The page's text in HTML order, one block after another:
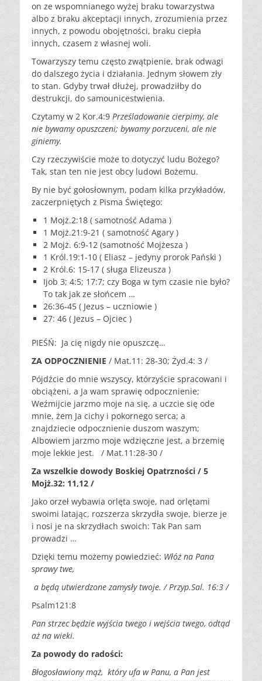
on ze wspomnianego wyżej braku towarzystwa
albo z braku akceptacji innych, zrozumienia przez
innych, z powodu obojętności, braku ciepła
innych, czasem z własnej woli.
Towarzyszy temu często zwątpienie, brak odwagi
do dalszego życia i działania. Jednym słowem zły
to stan. Gdyby trwał dłużej, prowadziłby do
destrukcji, do samounicestwienia.
Czytamy w 2 Kor.4:9 Prześladowanie cierpimy, ale
nie bywamy opuszczeni; bywamy porzuceni, ale nie
giniemy.
Czy rzeczywiście może to dotyczyć ludu Bożego?
Tak, stan ten nie jest obcy ludowi Bożemu.
By nie być gołosłownym, podam kilka przykładów,
zaczerpniętych z Pisma Świętego:
1 Mojż.2:18 ( samotność Adama )
1 Mojż.21:9-21 ( samotność Agary )
2 Mojż. 6:9-12 (samotność Mojżesza )
1 Król.19:1-10 ( Eliasz – jedyny prorok Pański )
2 Król.6: 15-17 ( sługa Elizeusza )
Ijob 3; 4:5; 17:7; czy Boga w tym czasie nie było?
To tak jak ze słońcem …
26:36-45 ( Jezus – uczniowie )
27: 46 ( Jezus – Ojciec )
PIEŚŃ: Ja cię nigdy nie opuszczę…
ZA ODPOCZNIENIE / Mat.11: 28-30; Żyd.4: 3 /
Pójdźcie do mnie wszyscy, którzyście spracowani i
obciążeni, a Ja wam sprawię odpocznienie;
Weźmijcie jarzmo moje na się, a uczcie się ode
mnie, żem Ja cichy i pokornego serca; a
znajdziecie odpocznienie duszom waszym;
Albowiem jarzmo moje wdzięczne jest, a brzemię
moje lekkie jest. / Mat.11:28-30 /
Za wszelkie dowody Boskiej Opatrzności / 5
Mojż.32: 11,12 /
Jako orzeł wybawia orlęta swoje, nad orlętami
swoimi latając, rozszerza skrzydła swoje, bierze je
i nosi je na skrzydłach swoich: Tak Pan sam
prowadzi …
Dzięki temu możemy powiedzieć: Włóż na Pana
sprawy twe,
a będą utwierdzone zamysły twoje. / Przyp.Sal. 16:3 /
Psalm121:8
Pan strzec będzie wyjścia twego i wejścia twego, odtąd
aż na wieki.
Za powody do radości:
Błogosławiony mąż, który ufa w Panu, a Pan jest